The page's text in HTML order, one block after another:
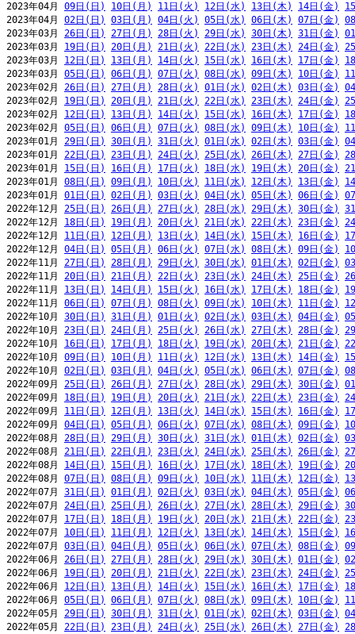
2023年04月 09日(日) 10日(月) 11日(火) 12日(水) 13日(木) 14日(金)
2023年04月 02日(日) 03日(月) 04日(火) 05日(水) 06日(木) 07日(金)
2023年03月 26日(日) 27日(月) 28日(火) 29日(水) 30日(木) 31日(金)
2023年03月 19日(日) 20日(月) 21日(火) 22日(水) 23日(木) 24日(金)
2023年03月 12日(日) 13日(月) 14日(火) 15日(水) 16日(木) 17日(金)
2023年03月 05日(日) 06日(月) 07日(火) 08日(水) 09日(木) 10日(金)
2023年02月 26日(日) 27日(月) 28日(火) 01日(水) 02日(木) 03日(金)
2023年02月 19日(日) 20日(月) 21日(火) 22日(水) 23日(木) 24日(金)
2023年02月 12日(日) 13日(月) 14日(火) 15日(水) 16日(木) 17日(金)
2023年02月 05日(日) 06日(月) 07日(火) 08日(水) 09日(木) 10日(金)
2023年01月 29日(日) 30日(月) 31日(火) 01日(水) 02日(木) 03日(金)
2023年01月 22日(日) 23日(月) 24日(火) 25日(水) 26日(木) 27日(金)
2023年01月 15日(日) 16日(月) 17日(火) 18日(水) 19日(木) 20日(金)
2023年01月 08日(日) 09日(月) 10日(火) 11日(水) 12日(木) 13日(金)
2023年01月 01日(日) 02日(月) 03日(火) 04日(水) 05日(木) 06日(金)
2022年12月 25日(日) 26日(月) 27日(火) 28日(水) 29日(木) 30日(金)
2022年12月 18日(日) 19日(月) 20日(火) 21日(水) 22日(木) 23日(金)
2022年12月 11日(日) 12日(月) 13日(火) 14日(水) 15日(木) 16日(金)
2022年12月 04日(日) 05日(月) 06日(火) 07日(水) 08日(木) 09日(金)
2022年11月 27日(日) 28日(月) 29日(火) 30日(水) 01日(木) 02日(金)
2022年11月 20日(日) 21日(月) 22日(火) 23日(水) 24日(木) 25日(金)
2022年11月 13日(日) 14日(月) 15日(火) 16日(水) 17日(木) 18日(金)
2022年11月 06日(日) 07日(月) 08日(火) 09日(水) 10日(木) 11日(金)
2022年10月 30日(日) 31日(月) 01日(火) 02日(水) 03日(木) 04日(金)
2022年10月 23日(日) 24日(月) 25日(火) 26日(水) 27日(木) 28日(金)
2022年10月 16日(日) 17日(月) 18日(火) 19日(水) 20日(木) 21日(金)
2022年10月 09日(日) 10日(月) 11日(火) 12日(水) 13日(木) 14日(金)
2022年10月 02日(日) 03日(月) 04日(火) 05日(水) 06日(木) 07日(金)
2022年09月 25日(日) 26日(月) 27日(火) 28日(水) 29日(木) 30日(金)
2022年09月 18日(日) 19日(月) 20日(火) 21日(水) 22日(木) 23日(金)
2022年09月 11日(日) 12日(月) 13日(火) 14日(水) 15日(木) 16日(金)
2022年09月 04日(日) 05日(月) 06日(火) 07日(水) 08日(木) 09日(金)
2022年08月 28日(日) 29日(月) 30日(火) 31日(水) 01日(木) 02日(金)
2022年08月 21日(日) 22日(月) 23日(火) 24日(水) 25日(木) 26日(金)
2022年08月 14日(日) 15日(月) 16日(火) 17日(水) 18日(木) 19日(金)
2022年08月 07日(日) 08日(月) 09日(火) 10日(水) 11日(木) 12日(金)
2022年07月 31日(日) 01日(月) 02日(火) 03日(水) 04日(木) 05日(金)
2022年07月 24日(日) 25日(月) 26日(火) 27日(水) 28日(木) 29日(金)
2022年07月 17日(日) 18日(月) 19日(火) 20日(水) 21日(木) 22日(金)
2022年07月 10日(日) 11日(月) 12日(火) 13日(水) 14日(木) 15日(金)
2022年07月 03日(日) 04日(月) 05日(火) 06日(水) 07日(木) 08日(金)
2022年06月 26日(日) 27日(月) 28日(火) 29日(水) 30日(木) 01日(金)
2022年06月 19日(日) 20日(月) 21日(火) 22日(水) 23日(木) 24日(金)
2022年06月 12日(日) 13日(月) 14日(火) 15日(水) 16日(木) 17日(金)
2022年06月 05日(日) 06日(月) 07日(火) 08日(水) 09日(木) 10日(金)
2022年05月 29日(日) 30日(月) 31日(火) 01日(水) 02日(木) 03日(金)
2022年05月 22日(日) 23日(月) 24日(火) 25日(水) 26日(木) 27日(金)